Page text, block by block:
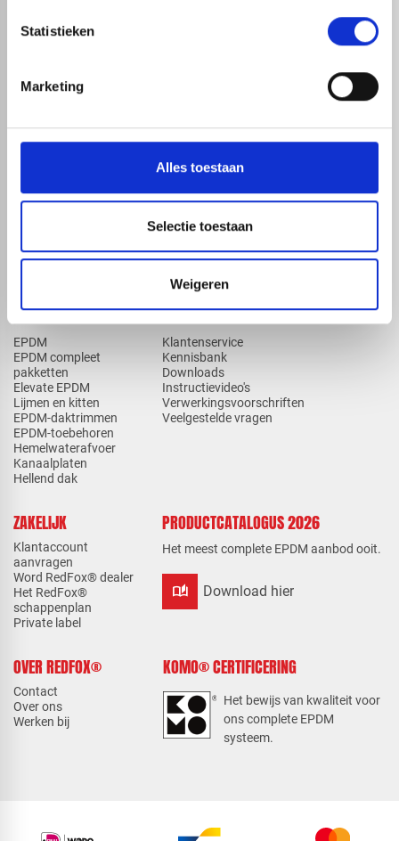
Statistieken
Marketing
Alles toestaan
Selectie toestaan
Weigeren
ASSORTIMENT
EPDM
EPDM compleet
pakketten
Elevate EPDM
Lijmen en kitten
EPDM-daktrimmen
EPDM-toebehoren
Hemelwaterafvoer
Kanaalplaten
Hellend dak
KENNIS EN HULP
Klantenservice
Kennisbank
Downloads
Instructievideo's
Verwerkingsvoorschriften
Veelgestelde vragen
ZAKELIJK
Klantaccount
aanvragen
Word RedFox® dealer
Het RedFox®
schappenplan
Private label
PRODUCTCATALOGUS 2026
Het meest complete EPDM aanbod ooit.
auto_stories Download hier
OVER REDFOX®
Contact
Over ons
Werken bij
KOMO® CERTIFICERING
Het bewijs van kwaliteit voor
ons complete EPDM
systeem.
map Veensesteeg 8, 4264 KG Veen
mail
check_circleLeverancier met expertise in EPDM-verwerking